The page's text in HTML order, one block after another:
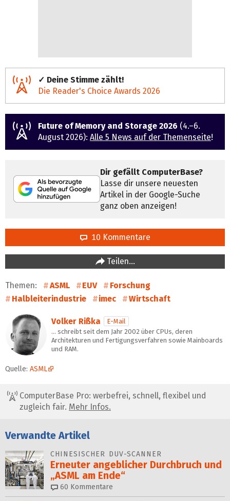
✓ Deine Stimme zählt!
Die Reader's Choice Awards 2026
Future of Memory and Storage 2026 (4.–6.
August 2026): Alle 5 News auf der Themenseite!
Dir gefällt ComputerBase?
Lasse dir unsere neuesten
Artikel in der Google-Suche
ganz oben anzeigen!
10 Kommentare
Teilen…
Themen: ASML EUV
Forschung
Halbleiterindustrie
imec Wirtschaft
Volker Rißka
E-Mail
… schreibt seit dem Jahr 2002 über CPUs, deren
Architekturen und Fertigungsverfahren sowie Mainboards
und RAM.
Quelle: ASML
ComputerBase Pro: werbefrei, schnell, flexibel und
zugleich fair. Mehr Infos.
Verwandte Artikel
CHINESISCHER DUV-SCANNER
Erneuter angeblicher Durchbruch und
„ASML am Ende“
60 Kommentare